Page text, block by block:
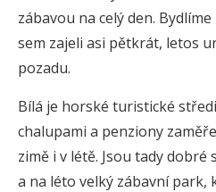
zábavou na celý den.
sem zajeli asi pětkrát, letos
pozadu.
Bílá je horské turistické
chalupami a penziony
zimě i v létě. Jsou tady dobré
a na léto velký zábavní park,